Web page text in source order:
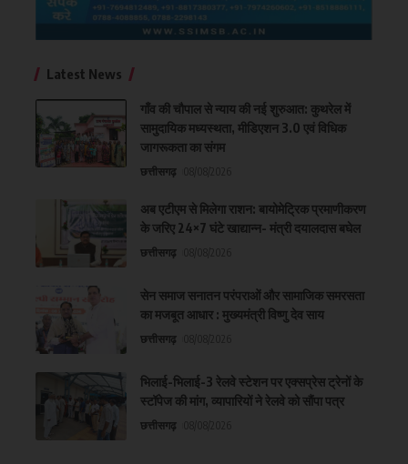
Latest News
गाँव की चौपाल से न्याय की नई शुरुआत: कुथरेल में
सामुदायिक मध्यस्थता, मीडिएशन 3.0 एवं विधिक
जागरूकता का संगम
छत्तीसगढ़
अब एटीएम से मिलेगा राशन: बायोमेट्रिक प्रमाणीकरण
के जरिए 24×7 घंटे खाद्यान्न- मंत्री दयालदास बघेल
छत्तीसगढ़
सेन समाज सनातन परंपराओं और सामाजिक समरसता
का मजबूत आधार : मुख्यमंत्री विष्णु देव साय
छत्तीसगढ़
भिलाई-भिलाई-3 रेलवे स्टेशन पर एक्सप्रेस ट्रेनों के
स्टॉपेज की मांग, व्यापारियों ने रेलवे को सौंपा पत्र
छत्तीसगढ़